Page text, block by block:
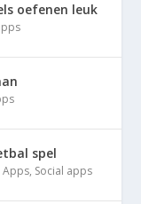
oefenen leuk
spel
Apps, Social apps